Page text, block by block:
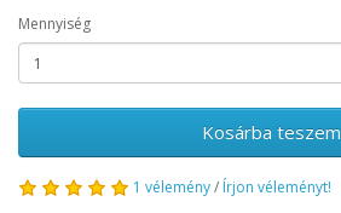
Mennyiség
Kosárba teszem
1 vélemény/ Írjon véleményt!